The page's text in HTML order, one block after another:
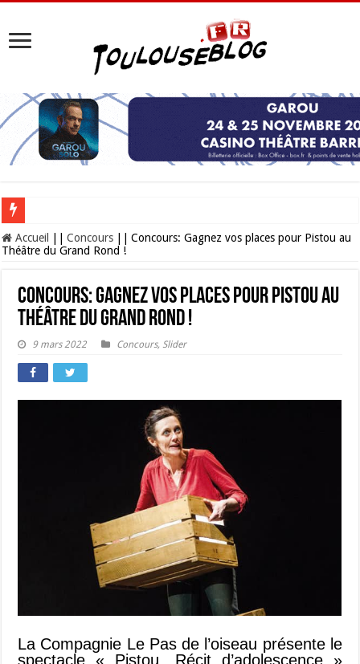
Les Nocturnes de la Cité de l’espace 2026 : l’événement incontournable de
Accueil Concours
Concours: Gagnez vos places pour Pistou au
Théâtre du Grand Rond !
Concours: Gagnez vos places pour Pistou au
Théâtre du Grand Rond !
9 mars 2022 Concours, Slider
La Compagnie Le Pas de l’oiseau présente le
spectacle « Pistou, Récit d’adolescence »